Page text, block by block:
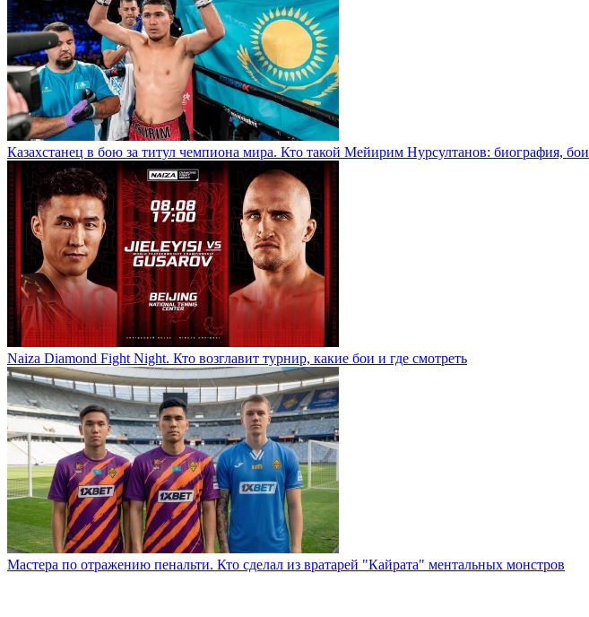
Казахстанец в бою за титул чемпиона мира. Кто такой Мейирим Нурсултанов: биография, бои
Naiza Diamond Fight Night. Кто возглавит турнир, какие бои и где смотреть
Мастера по отражению пенальти. Кто сделал из вратарей "Кайрата" ментальных монстров